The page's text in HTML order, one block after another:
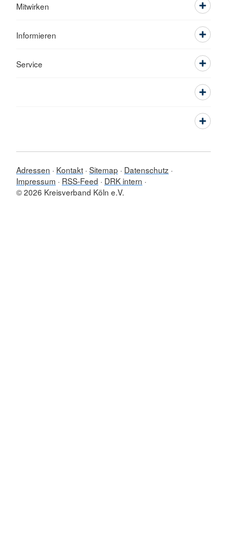
Mitwirken
Informieren
Service
Adressen Kontakt Sitemap
Datenschutz
Impressum
RSS-Feed
DRK intern
© 2026 Kreisverband Köln e.V.